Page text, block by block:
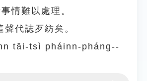
情難以處理。
聲代誌歹紡矣。
tāi-tsì pháinn-pháng--